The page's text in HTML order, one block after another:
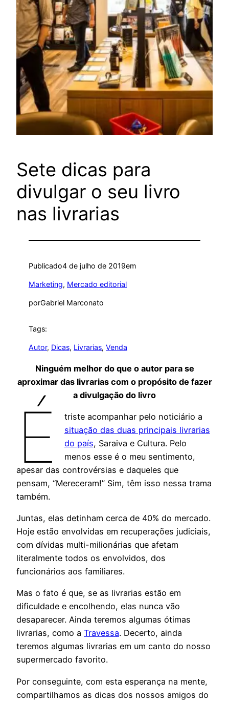
Sete dicas para
divulgar o seu livro
nas livrarias
Publicado4 de julho de 2019em
Marketing, Mercado editorial
porGabriel Marconato
Tags:
Autor, Dicas, Livrarias, Venda
Ninguém melhor do que o autor para se
aproximar das livrarias com o propósito de fazer
a divulgação do livro
É
triste acompanhar pelo noticiário a
situação das duas principais livrarias
do país, Saraiva e Cultura. Pelo
menos esse é o meu sentimento,
apesar das controvérsias e daqueles que
pensam, “Mereceram!” Sim, têm isso nessa trama
também.
Juntas, elas detinham cerca de 40% do mercado.
Hoje estão envolvidas em recuperações judiciais,
com dívidas multi-milionárias que afetam
literalmente todos os envolvidos, dos
funcionários aos familiares.
Mas o fato é que, se as livrarias estão em
dificuldade e encolhendo, elas nunca vão
desaparecer. Ainda teremos algumas ótimas
livrarias, como a Travessa. Decerto, ainda
teremos algumas livrarias em um canto do nosso
supermercado favorito.
Por conseguinte, com esta esperança na mente,
compartilhamos as dicas dos nossos amigos do